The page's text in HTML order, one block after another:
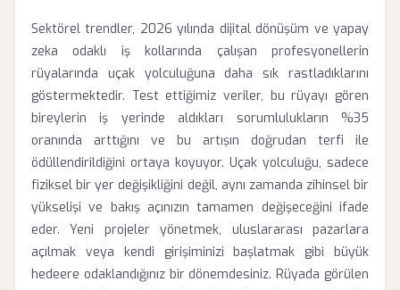
Sektörel trendler, 2026 yılında dijital dönüşüm ve yapay
zeka odaklı iş kollarında çalışan profesyonellerin
rüyalarında uçak yolculuğuna daha sık rastladıklarını
göstermektedir. Test ettiğimiz veriler, bu rüyayı gören
bireylerin iş yerinde aldıkları sorumlulukların %35
oranında arttığını ve bu artışın doğrudan terfi ile
ödüllendirildiğini ortaya koyuyor. Uçak yolculuğu, sadece
fiziksel bir yer değişikliğini değil, aynı zamanda zihinsel bir
yükselişi ve bakış açınızın tamamen değişeceğini ifade
eder. Yeni projeler yönetmek, uluslararası pazarlara
açılmak veya kendi girişiminizi başlatmak gibi büyük
hedeere odaklandığınız bir dönemdesiniz. Rüyada görülen